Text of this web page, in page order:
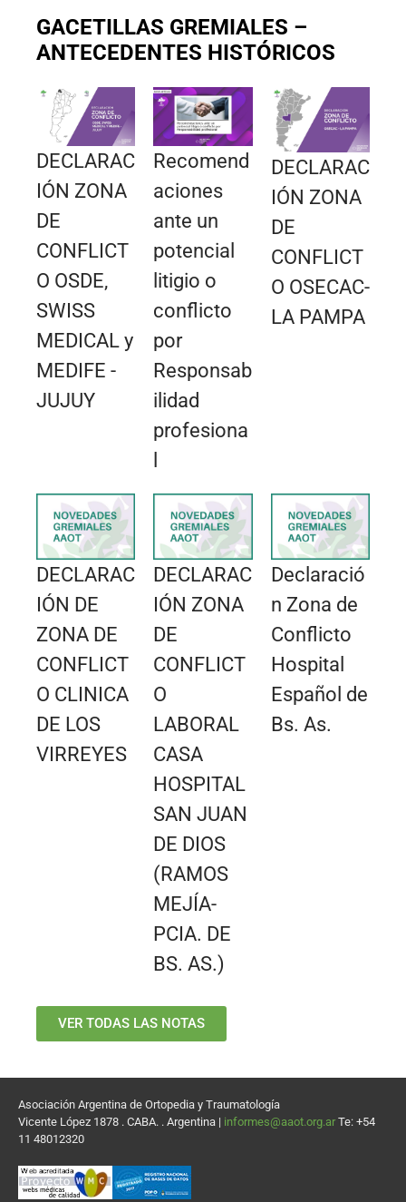
GACETILLAS GREMIALES –
ANTECEDENTES HISTÓRICOS
DECLARAC
IÓN ZONA
DE
CONFLICT
O OSDE,
SWISS
MEDICAL y
MEDIFE -
JUJUY
Recomend
aciones
ante un
potencial
litigio o
conflicto
por
Responsab
ilidad
profesiona
DECLARAC
IÓN ZONA
DE
CONFLICT
O OSECAC-
LA PAMPA
DECLARAC
IÓN DE
ZONA DE
CONFLICT
O CLINICA
DE LOS
VIRREYES
DECLARAC
IÓN ZONA
DE
CONFLICT
O
LABORAL
CASA
HOSPITAL
SAN JUAN
DE DIOS
(RAMOS
MEJÍA-
PCIA. DE
BS. AS.)
Declaració
n Zona de
Conflicto
Hospital
Español de
Bs. As.
VER TODAS LAS NOTAS
Asociación Argentina de Ortopedia y Traumatología
Vicente López 1878 . CABA. . Argentina | informes@aaot.org.ar Te: +54
11 48012320